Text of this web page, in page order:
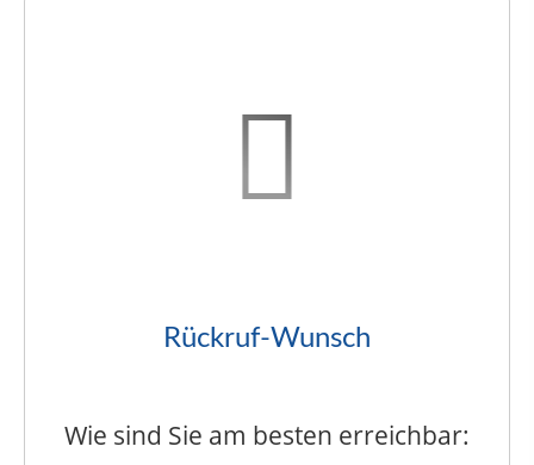
Rückruf-Wunsch
Wie sind Sie am besten erreichbar: